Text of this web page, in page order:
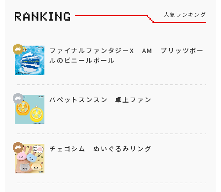
人気ランキング
ファイナルファンタジーX AM ブリッツボー
ルのビニールボール
パペットスンスン 卓上ファン
チェゴシム ぬいぐるみリング